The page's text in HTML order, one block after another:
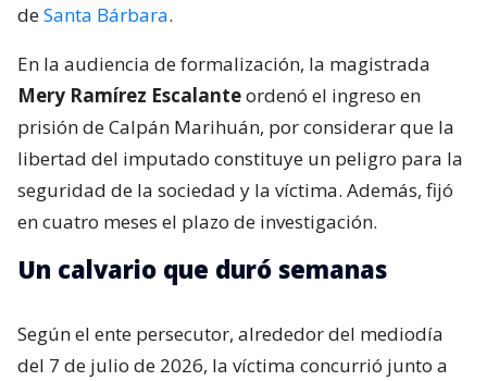
deSanta Bárbara.
En la audiencia de formalización, la magistrada
Mery Ramírez Escalanteordenó el ingreso en
prisión de Calpán Marihuán, por considerar que la
libertad del imputado constituye un peligro para la
seguridad de la sociedad y la víctima. Además, fijó
en cuatro meses el plazo de investigación.
Un calvario que duró semanas
Según el ente persecutor, alrededor del mediodía
del 7 de julio de 2026, la víctima concurrió junto a